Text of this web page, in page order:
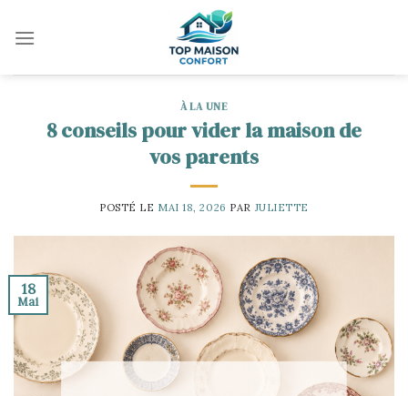
À LA UNE
8 conseils pour vider la maison de
vos parents
POSTÉ LE MAI 18, 2026 PAR JULIETTE
18
Mai